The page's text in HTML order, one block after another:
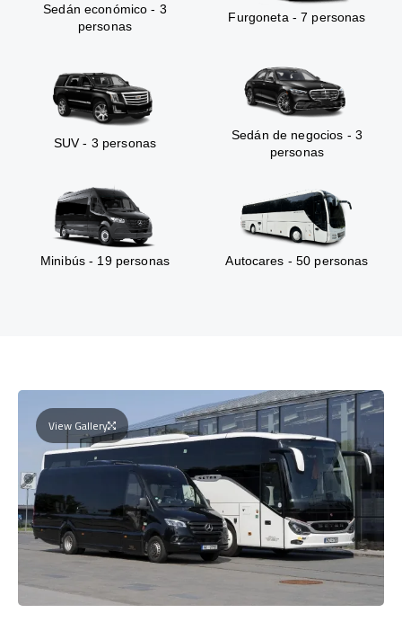
Sedán económico - 3
personas
Furgoneta - 7 personas
SUV - 3 personas
Sedán de negocios - 3
personas
Minibús - 19 personas Autocares - 50 personas
View Gallery